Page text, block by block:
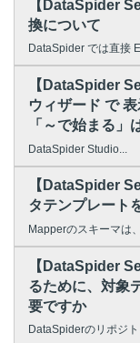
【DataSpider
換について
DataSpider では直接
【DataSpider
ウィザード で
「～で始まる」
DataSpider Studio...
【DataSpider
タテンプレート
Mapperのスキーマは
【DataSpider
るために、対象
要ですか
DataSpiderのリポジ